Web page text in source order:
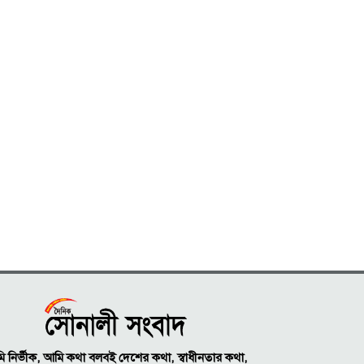
নির্ভীক, আমি কথা বলবই দেশের কথা, স্বাধীনতার কথা,